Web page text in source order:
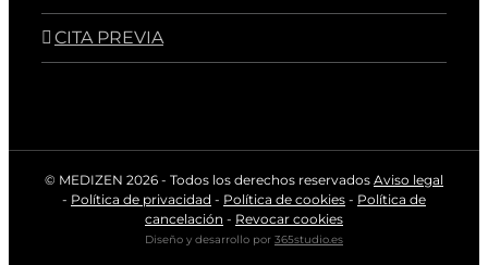
CITA PREVIA
© MEDIZEN 2026 - Todos los derechos reservados Aviso legal
- Política de privacidad - Política de cookies - Política de
cancelación - Revocar cookies
Diseño y desarrollo por 365studio.es